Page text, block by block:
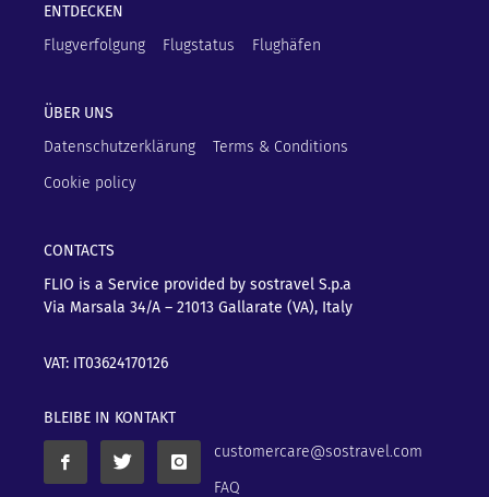
ENTDECKEN
Flugverfolgung
Flugstatus Flughäfen
ÜBER UNS
Datenschutzerklärung
Terms & Conditions
Cookie policy
CONTACTS
FLIO is a Service provided by sostravel S.p.a
Via Marsala 34/A – 21013 Gallarate (VA), Italy
VAT: IT03624170126
BLEIBE IN KONTAKT
customercare@sostravel.com
FAQ